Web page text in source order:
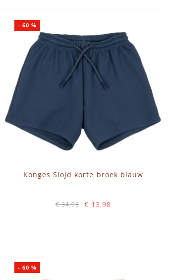
Konges Slojd korte broek blauw
€ 13,98
€ 34,95
- 60 %
- 60 %